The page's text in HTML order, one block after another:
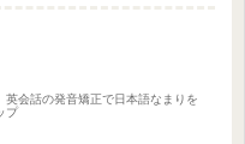
英会話の発音矯正で日本語なまりを
プ